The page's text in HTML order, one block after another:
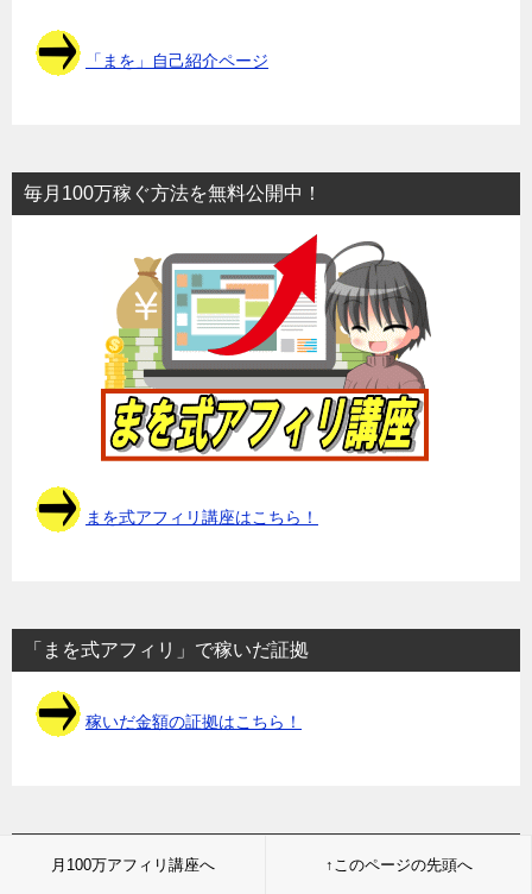
「まを」自己紹介ページ
毎月100万稼ぐ方法を無料公開中！
まを式アフィリ講座はこちら！
「まを式アフィリ」で稼いだ証拠
稼いだ金額の証拠はこちら！
「まを」限定ノウハウ
月100万アフィリ講座へ ↑このページの先頭へ